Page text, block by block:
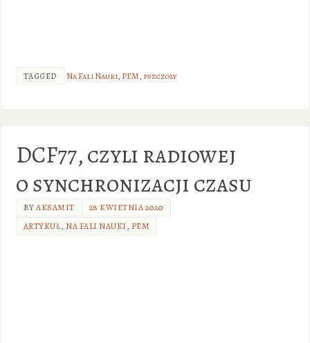
TAGGED Na Fali Nauki, PEM, pszczoły
DCF77, czyli radiowej
o synchronizacji czasu
BYAKSAMIT
28 KWIETNIA 2020
ARTYKUŁ, NA FALI NAUKI, PEM